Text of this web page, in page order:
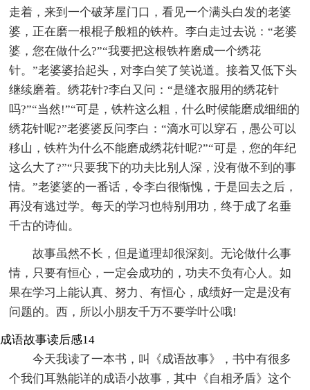
走着，来到一个破茅屋门口，看见一个满头白发的老婆
婆，正在磨一根棍子般粗的铁杵。李白走过去说：“老婆
婆，您在做什么?”“我要把这根铁杵磨成一个绣花
针。”老婆婆抬起头，对李白笑了笑说道。接着又低下头
继续磨着。绣花针?李白又问：“是缝衣服用的绣花针
吗?”“当然!”“可是，铁杵这么粗，什么时候能磨成细细的
绣花针呢?”老婆婆反问李白：“滴水可以穿石，愚公可以
移山，铁杵为什么不能磨成绣花针呢?”“可是，您的年纪
这么大了?”“只要我下的功夫比别人深，没有做不到的事
情。”老婆婆的一番话，令李白很惭愧，于是回去之后，
再没有逃过学。每天的学习也特别用功，终于成了名垂
千古的诗仙。
故事虽然不长，但是道理却很深刻。无论做什么事
情，只要有恒心，一定会成功的，功夫不负有心人。如
果在学习上能认真、努力、有恒心，成绩好一定是没有
问题的。西，所以小朋友千万不要学叶公哦!
成语故事读后感14
今天我读了一本书，叫《成语故事》，书中有很多
个我们耳熟能详的成语小故事，其中《自相矛盾》这个